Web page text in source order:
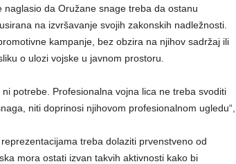
da Oružane snage treba da ostanu
na izvršavanje svojih zakonskih nadležnosti.
kampanje, bez obzira na njihov sadržaj ili
o ulozi vojske u javnom prostoru.
potrebe. Profesionalna vojna lica ne treba svoditi
niti doprinosi njihovom profesionalnom ugledu“,
treba dolaziti prvenstveno od
mora ostati izvan takvih aktivnosti kako bi